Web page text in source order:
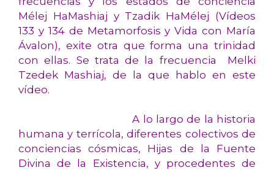
Mélej HaMashiaj y Tzadik HaMélej (Vídeos
133 y 134 de Metamorfosis y Vida con María
Ávalon), exite otra que forma una trinidad
con ellas. Se trata de la frecuencia Melki
Tzedek Mashiaj, de la que hablo en este
vídeo.
A lo largo de la historia
humana y terrícola, diferentes colectivos de
conciencias cósmicas, Hijas de la Fuente
Divina de la Existencia, y procedentes de